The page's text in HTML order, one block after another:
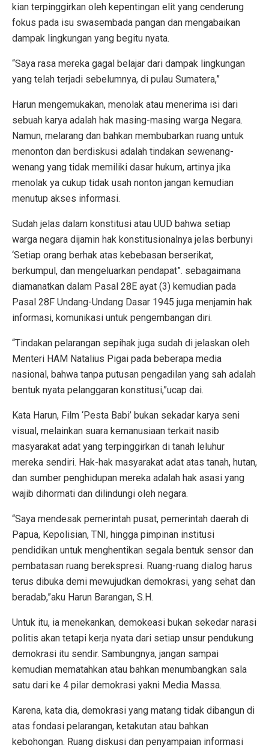
kian terpinggirkan oleh kepentingan elit yang cenderung
fokus pada isu swasembada pangan dan mengabaikan
dampak lingkungan yang begitu nyata.
“Saya rasa mereka gagal belajar dari dampak lingkungan
yang telah terjadi sebelumnya, di pulau Sumatera,”
Harun mengemukakan, menolak atau menerima isi dari
sebuah karya adalah hak masing-masing warga Negara.
Namun, melarang dan bahkan membubarkan ruang untuk
menonton dan berdiskusi adalah tindakan sewenang-
wenang yang tidak memiliki dasar hukum, artinya jika
menolak ya cukup tidak usah nonton jangan kemudian
menutup akses informasi.
Sudah jelas dalam konstitusi atau UUD bahwa setiap
warga negara dijamin hak konstitusionalnya jelas berbunyi
‘Setiap orang berhak atas kebebasan berserikat,
berkumpul, dan mengeluarkan pendapat”. sebagaimana
diamanatkan dalam Pasal 28E ayat (3) kemudian pada
Pasal 28F Undang-Undang Dasar 1945 juga menjamin hak
informasi, komunikasi untuk pengembangan diri.
“Tindakan pelarangan sepihak juga sudah di jelaskan oleh
Menteri HAM Natalius Pigai pada beberapa media
nasional, bahwa tanpa putusan pengadilan yang sah adalah
bentuk nyata pelanggaran konstitusi,”ucap dai.
Kata Harun, Film ‘Pesta Babi’ bukan sekadar karya seni
visual, melainkan suara kemanusiaan terkait nasib
masyarakat adat yang terpinggirkan di tanah leluhur
mereka sendiri. Hak-hak masyarakat adat atas tanah, hutan,
dan sumber penghidupan mereka adalah hak asasi yang
wajib dihormati dan dilindungi oleh negara.
“Saya mendesak pemerintah pusat, pemerintah daerah di
Papua, Kepolisian, TNI, hingga pimpinan institusi
pendidikan untuk menghentikan segala bentuk sensor dan
pembatasan ruang berekspresi. Ruang-ruang dialog harus
terus dibuka demi mewujudkan demokrasi, yang sehat dan
beradab,”aku Harun Barangan, S.H.
Untuk itu, ia menekankan, demokeasi bukan sekedar narasi
politis akan tetapi kerja nyata dari setiap unsur pendukung
demokrasi itu sendir. Sambungnya, jangan sampai
kemudian mematahkan atau bahkan menumbangkan sala
satu dari ke 4 pilar demokrasi yakni Media Massa.
Karena, kata dia, demokrasi yang matang tidak dibangun di
atas fondasi pelarangan, ketakutan atau bahkan
kebohongan. Ruang diskusi dan penyampaian informasi